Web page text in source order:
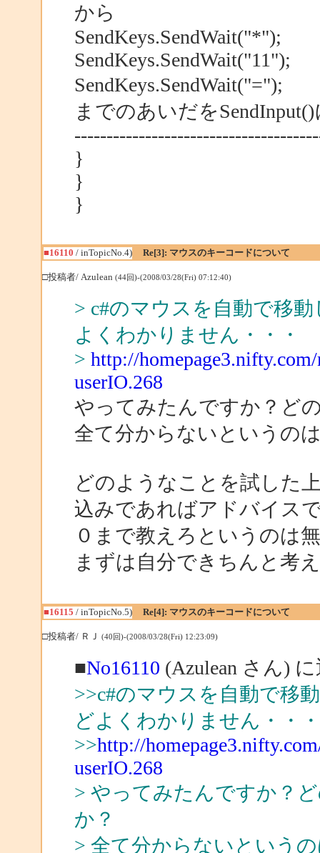
から
SendKeys.SendWait("11");
までのあいだを
}
}
}
■16110 / inTopicNo.4) Re[3]: マウスのキーコードについて
□投稿者/ Azulean (44回)-(2008/03/28(Fri) 07:12:40)
> c#のマウスを自動で移
よくわかりません・・・
> http://
userIO.268
やってみたんですか？ど
全て分からないというの
どのようなことを試した
込みであればアドバイス
０まで教えろというのは
まずは自分できちんと考
■16115 / inTopicNo.5) Re[4]: マウスのキーコードについて
□投稿者/ ＲＪ (40回)-(2008/03/28(Fri) 12:23:09)
■No16110 (Azulean さん)
>>c#のマウスを自動で移
どよくわかりません・・・
>>http://
userIO.268
> やってみたんですか？
か？
> 全て分からないという